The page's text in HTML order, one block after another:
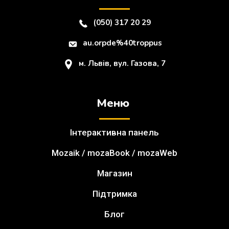
(050) 317 20 29
au.orpde%40troppus
м. Львів, вул. Газова, 7
Меню
Інтерактивна панель
Mozaik / mozaBook / mozaWeb
Магазин
Підтримка
Блог